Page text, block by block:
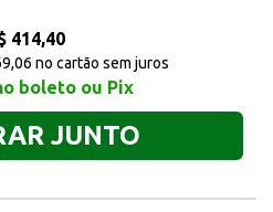
414,40
no cartão sem juros
boleto ou Pix
JUNTO